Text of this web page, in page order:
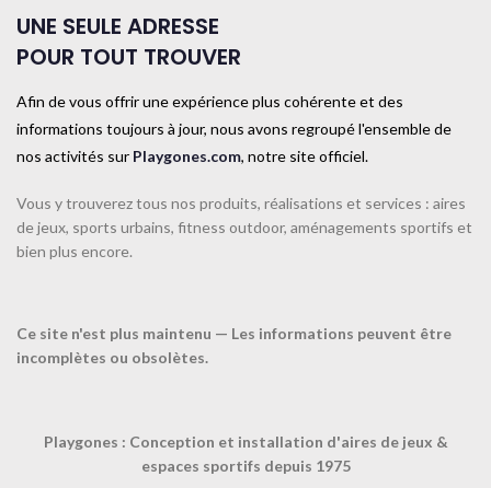
UNE SEULE ADRESSE
POUR TOUT TROUVER
Afin de vous offrir une expérience plus cohérente et des
informations toujours à jour, nous avons regroupé l'ensemble de
nos activités sur Playgones.com, notre site officiel.
Vous y trouverez tous nos produits, réalisations et services : aires
de jeux, sports urbains, fitness outdoor, aménagements sportifs et
bien plus encore.
Ce site n'est plus maintenu — Les informations peuvent être
incomplètes ou obsolètes.
Playgones : Conception et installation d'aires de jeux &
espaces sportifs depuis 1975
TAILLE
Produits similaires